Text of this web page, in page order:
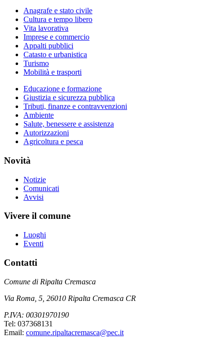
Anagrafe e stato civile
Cultura e tempo libero
Vita lavorativa
Imprese e commercio
Appalti pubblici
Catasto e urbanistica
Turismo
Mobilità e trasporti
Educazione e formazione
Giustizia e sicurezza pubblica
Tributi, finanze e contravvenzioni
Ambiente
Salute, benessere e assistenza
Autorizzazioni
Agricoltura e pesca
Novità
Notizie
Comunicati
Avvisi
Vivere il comune
Luoghi
Eventi
Contatti
Comune di Ripalta Cremasca
Via Roma, 5, 26010 Ripalta Cremasca CR
P.IVA: 00301970190
Tel: 037368131
Email: comune.ripaltacremasca@pec.it